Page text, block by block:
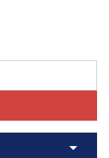
Avaa